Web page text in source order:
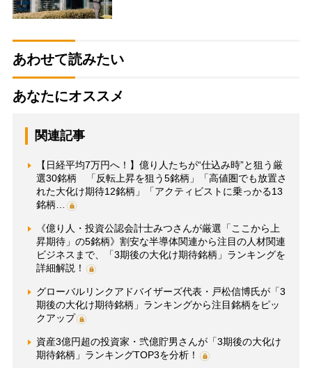
あわせて読みたい
あなたにオススメ
関連記事
【日経平均7万円へ！】億り人たちが“仕込み時”と狙う厳
選30銘柄 「反転上昇を狙う5銘柄」「高値圏でも放置さ
れた大化け期待12銘柄」「アクティビストに乗っかる13
銘柄…
《億り人・投資公認会計士みつさんが厳選「ここから上
昇期待」の5銘柄》割安な半導体関連から注目の人材関連
ビジネスまで、「3期後の大化け期待銘柄」ランキングを
詳細解説！
グローバルリンクアドバイザーズ代表・戸松信博氏が「3
期後の大化け期待銘柄」ランキングから注目銘柄をピッ
クアップ
資産3億円超の投資家・弐億貯男さんが「3期後の大化け
期待銘柄」ランキングTOP3を分析！